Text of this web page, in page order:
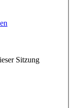
Sitzung